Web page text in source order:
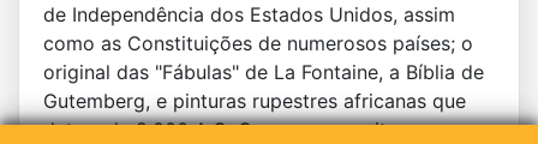
de Independência dos Estados Unidos, assim
como as Constituições de numerosos países; o
original das "Fábulas" de La Fontaine, a Bíblia de
Gutemberg, e pinturas rupestres africanas que
datam de 8.000 A.C. O acesso permite ao